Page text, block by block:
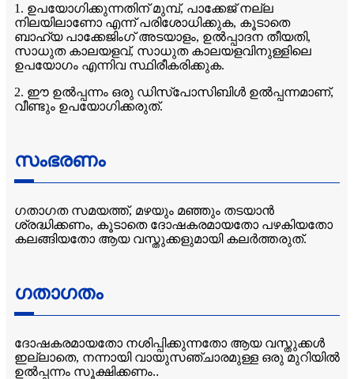
1. ഉപയോഗിക്കുന്നതിന് മുമ്പ്, പാക്കേജ് നല്ല
നിലയിലാണോ എന്ന് പരിശോധിക്കുക, കൂടാതെ
ബാഹ്യ പാക്കേജിംഗ് അടയാളം, ഉൽപ്പാദന തീയതി,
സാധുത കാലയളവ്, സാധുത കാലയളവിനുള്ളിലെ
ഉപയോഗം എന്നിവ സ്ഥിരീകരിക്കുക.
2. ഈ ഉൽപ്പന്നം ഒരു ഡിസ്പോസിബിൾ ഉൽപ്പന്നമാണ്,
വീണ്ടും ഉപയോഗിക്കരുത്.
സംഭരണം
ഗതാഗത സമയത്ത്, മഴയും മഞ്ഞും തടയാൻ
ശ്രദ്ധിക്കണം, കൂടാതെ ദോഷകരമായതോ പഴകിയതോ
കലങ്ങിയതോ ആയ വസ്തുക്കളുമായി കലർത്തരുത്.
ഗതാഗതം
ദോഷകരമായതോ നശിപ്പിക്കുന്നതോ ആയ വസ്തുക്കൾ
ഇല്ലാതെ, നന്നായി വായുസഞ്ചാരമുള്ള ഒരു മുറിയിൽ
ഉൽപ്പന്നം സൂക്ഷിക്കണം..